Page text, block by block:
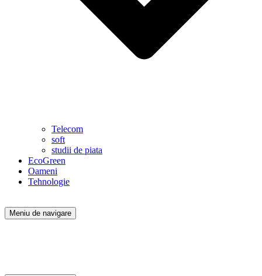
Telecom
soft
studii de piata
EcoGreen
Oameni
Tehnologie
Meniu de navigare